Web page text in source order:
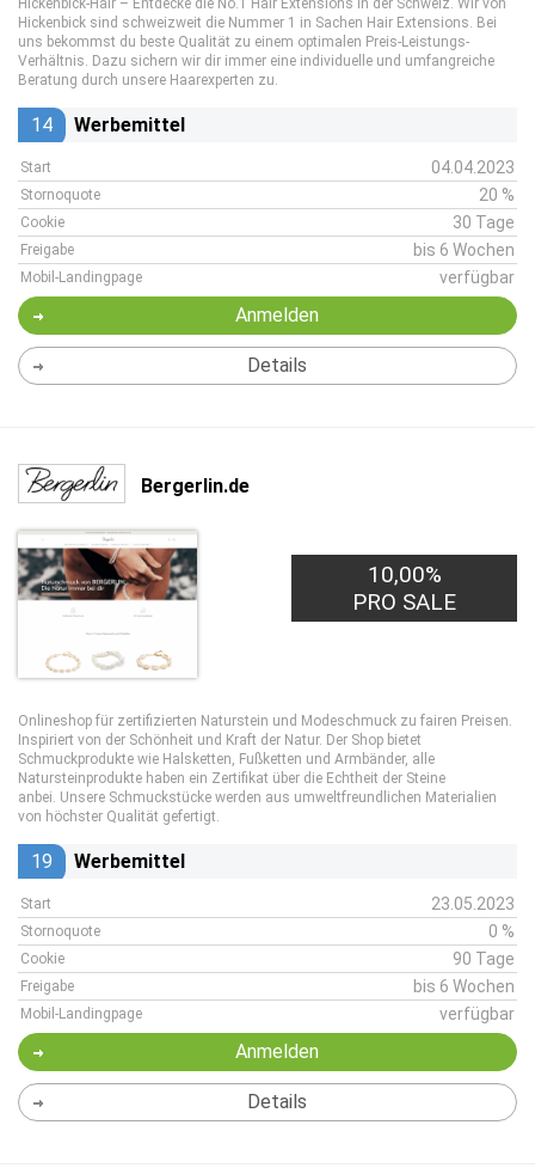
Hickenbick-Hair – Entdecke die No.1 Hair Extensions in der Schweiz. Wir von
Hickenbick sind schweizweit die Nummer 1 in Sachen Hair Extensions. Bei
uns bekommst du beste Qualität zu einem optimalen Preis-Leistungs-
Verhältnis. Dazu sichern wir dir immer eine individuelle und umfangreiche
Beratung durch unsere Haarexperten zu.
14 Werbemittel
Start 04.04.2023
Stornoquote 20 %
Cookie 30 Tage
Freigabe bis 6 Wochen
Mobil-Landingpage verfügbar
Anmelden
Details
Bergerlin.de
10,00%
PRO SALE
Onlineshop für zertifizierten Naturstein und Modeschmuck zu fairen Preisen.
Inspiriert von der Schönheit und Kraft der Natur. Der Shop bietet
Schmuckprodukte wie Halsketten, Fußketten und Armbänder, alle
Natursteinprodukte haben ein Zertifikat über die Echtheit der Steine
anbei. Unsere Schmuckstücke werden aus umweltfreundlichen Materialien
von höchster Qualität gefertigt.
19 Werbemittel
Start 23.05.2023
Stornoquote 0 %
Cookie 90 Tage
Freigabe bis 6 Wochen
Mobil-Landingpage verfügbar
Anmelden
Details